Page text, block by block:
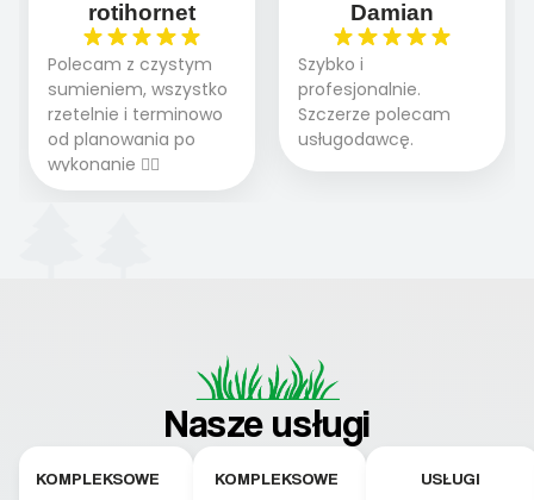
rotihornet
Polecam z czystym
sumieniem, wszystko
rzetelnie i terminowo
od planowania po
wykonanie 👍🏻
Damian
Szybko i
profesjonalnie.
Szczerze polecam
usługodawcę.
Nasze usługi
KOMPLEKSOWE
KOMPLEKSOWE
USŁUGI